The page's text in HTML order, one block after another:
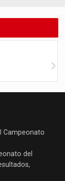
Campeonato
del